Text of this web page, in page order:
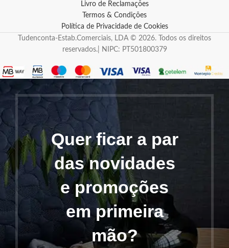
Livro de Reclamações
Termos & Condições
Política de Privacidade de Cookies
Tudenconta-Estab.Comerciais, LDA © 2026. Todos os direitos
reservados.| NIPC: PT501800379
Quer ficar a par
das novidades
e promoções
em primeira
mão?